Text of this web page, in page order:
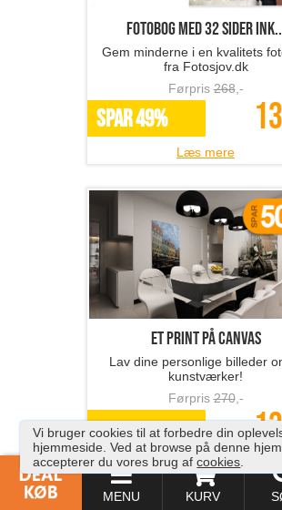
MENU KURV
Fotobog med 32 sider
Gem minderne i en kvalitets
fra Fotosjov.dk
Førpris268,-
SPAR 49%
Læs mere
Et print på canvas
Lav dine personlige billeder
kunstværker!
Førpris270,-
*Flere varianter
Læs mere
Vi bruger cookies til at forbedre din
hjemmeside. Ved at browse på denne
accepterer du vores brug afcookies